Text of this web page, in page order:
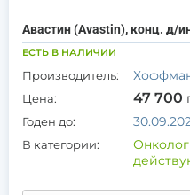
Авастин (Avastin), конц. д/
ЕСТЬ В НАЛИЧИИ
Производитель:
Цена: 47 700
Годен до:
В категории: